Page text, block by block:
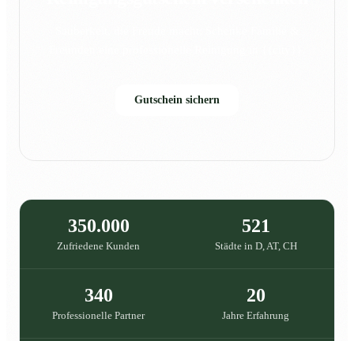
Gutschein sichern
350.000
Zufriedene Kunden
521
Städte in D, AT, CH
340
Professionelle Partner
20
Jahre Erfahrung